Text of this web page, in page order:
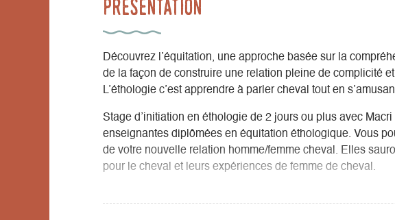
Présentation
Découvrez l’équitation, une approche basée sur la
de la façon de construire une relation pleine de complicité
L’éthologie c’est apprendre à parler cheval tout en
Stage d’initiation en éthologie de 2 jours ou plus avec
enseignantes diplômées en équitation éthologique. Vous
de votre nouvelle relation homme/femme cheval. Elles
pour le cheval et leurs expériences de femme de cheval.
Vous souhaitez découvrir une autre façon de pratiquer
complice avec votre cheval. Apprendre à travailler dans le